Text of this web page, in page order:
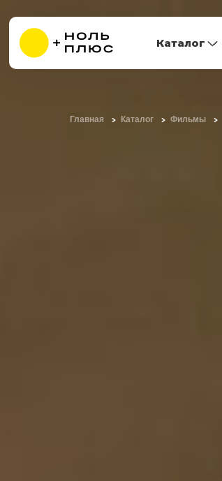
Каталог
Главная Каталог Фильмы